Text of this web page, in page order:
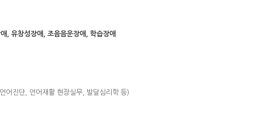
, 유창성장애, 조음음운장애, 학습장애
어진단, 언어재활 현장실무, 발달심리학 등)